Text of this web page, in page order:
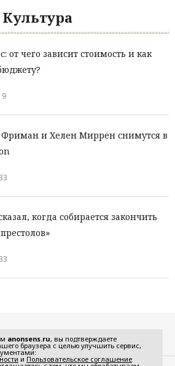
Культура
от чего зависит стоимость и как
Фриман и Хелен Миррен снимутся в
когда собирается закончить
anonsens.ru, вы подтверждаете
браузера с целью улучшить сервис,
и Пользовательское соглашение